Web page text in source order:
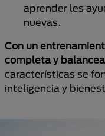
aprender les
nuevas.
Con un
completa y
características se
inteligencia y